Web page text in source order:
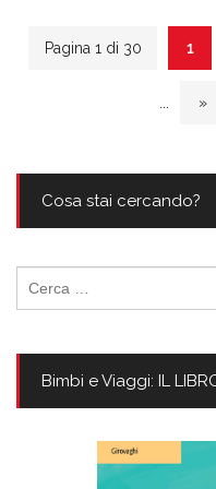
Pagina 1 di 30 1
... »
Cosa stai cercando?
per:
Bimbi e Viaggi: IL